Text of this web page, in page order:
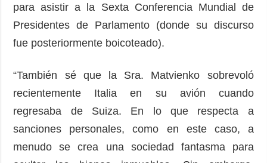
para asistir a la Sexta Conferencia Mundial de
Presidentes de Parlamento (donde su discurso
fue posteriormente boicoteado).
“También sé que la Sra. Matvienko sobrevoló
recientemente Italia en su avión cuando
regresaba de Suiza. En lo que respecta a
sanciones personales, como en este caso, a
menudo se crea una sociedad fantasma para